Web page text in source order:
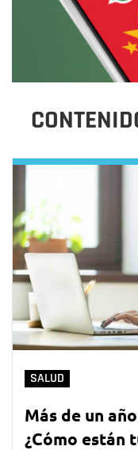
SALUD
Más de un
¿Cómo están